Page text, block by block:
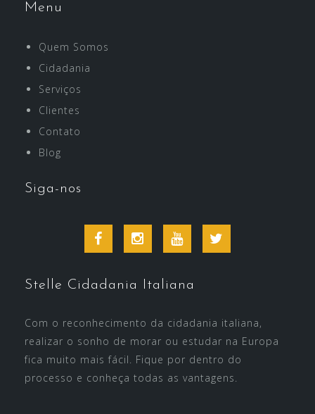
Menu
Quem Somos
Cidadania
Serviços
Clientes
Contato
Blog
Siga-nos
Facebook InstagramYoutube
Stelle Cidadania Italiana
Com o reconhecimento da cidadania italiana,
realizar o sonho de morar ou estudar na Europa
fica muito mais fácil. Fique por dentro do
processo e conheça todas as vantagens.